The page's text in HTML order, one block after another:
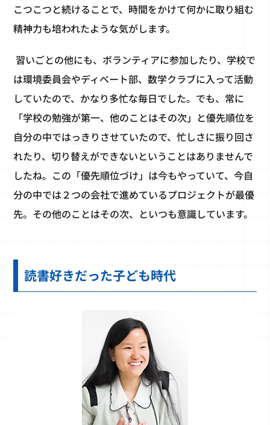
こつこつと続けることで、時間をかけて何かに取り組む
精神力も培われたような気がします。
習いごとの他にも、ボランティアに参加したり、学校で
は環境委員会やディベート部、数学クラブに入って活動
していたので、かなり多忙な毎日でした。でも、常に
「学校の勉強が第一、他のことはその次」と優先順位を
自分の中ではっきりさせていたので、忙しさに振り回さ
れたり、切り替えができないということはありませんで
したね。この「優先順位づけ」は今もやっていて、今自
分の中では２つの会社で進めているプロジェクトが最優
先。その他のことはその次、といつも意識しています。
読書好きだった子ども時代